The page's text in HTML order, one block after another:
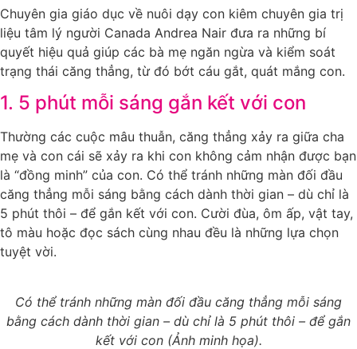
Chuyên gia giáo dục về nuôi dạy con kiêm chuyên gia trị
liệu tâm lý người Canada Andrea Nair đưa ra những bí
quyết hiệu quả giúp các bà mẹ ngăn ngừa và kiểm soát
trạng thái căng thẳng, từ đó bớt cáu gắt, quát mắng con.
1. 5 phút mỗi sáng gắn kết với con
Thường các cuộc mâu thuẫn, căng thẳng xảy ra giữa cha
mẹ và con cái sẽ xảy ra khi con không cảm nhận được bạn
là “đồng minh” của con. Có thể tránh những màn đối đầu
căng thẳng mỗi sáng bằng cách dành thời gian – dù chỉ là
5 phút thôi – để gắn kết với con. Cười đùa, ôm ấp, vật tay,
tô màu hoặc đọc sách cùng nhau đều là những lựa chọn
tuyệt vời.
Có thể tránh những màn đối đầu căng thẳng mỗi sáng
bằng cách dành thời gian – dù chỉ là 5 phút thôi – để gắn
kết với con (Ảnh minh họa).